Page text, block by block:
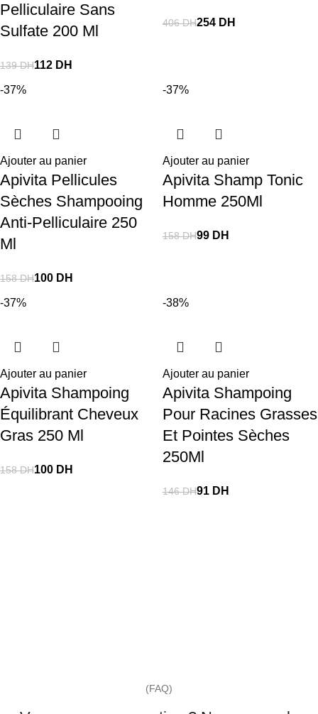
Pelliculaire Sans
Sulfate 200 Ml
139DH112 DH
406DH254 DH
-37%
Ajouter au panier
Apivita Pellicules
Sèches Shampooing
Anti-Pelliculaire 250
Ml
158DH100 DH
-37%
Ajouter au panier
Apivita Shamp Tonic
Homme 250Ml
158DH99 DH
-37%
Ajouter au panier
Apivita Shampoing
Équilibrant Cheveux
Gras 250 Ml
158DH100 DH
-38%
Ajouter au panier
Apivita Shampoing
Pour Racines Grasses
Et Pointes Sèches
250Ml
146DH91 DH
(FAQ)